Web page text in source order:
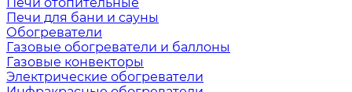
Печи для бани и сауны
Обогреватели
Газовые обогреватели и баллоны
Газовые конвекторы
Электрические обогреватели